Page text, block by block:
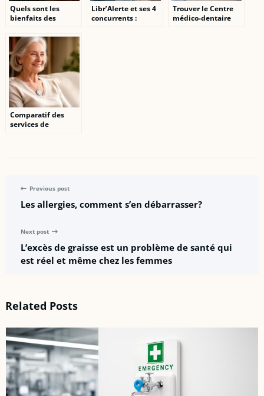
Quels sont les
bienfaits des
pour l’alimentation
quotidienne ?
Libr’Alerte et ses 4
concurrents :
Trouver le Centre
médico-dentaire
Comparatif des
services de
Previous post
Les allergies, comment s’en débarrasser?
Next post
L’excès de graisse est un problème de santé qui
est réel et même chez les femmes
Related Posts